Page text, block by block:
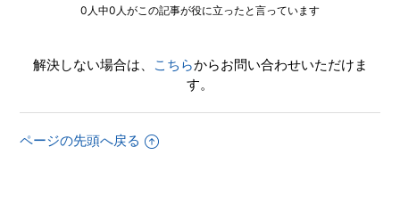
【PS5/Virtua Fighter 5 R.E.V.O. World Stage】シェア機能に
【PS5/Virtua Fighter 5 R.E.V.O. World Stage】エンディング
後（クリア後）もプレイ可能でしょうか
【PS5/Virtua Fighter 5 R.E.V.O. World Stage】エンディング
はありますか
0人中0人がこの記事が役に立ったと言っています
解決しない場合は、 こちらからお問い合わせいただけま
す。
ページの先頭へ戻る